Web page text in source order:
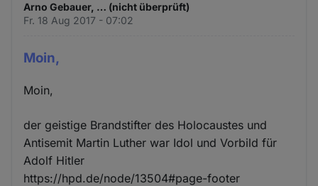
Arno Gebauer, … (nicht überprüft)
Fr. 18 Aug 2017 - 07:02
Moin,
Moin,
der geistige Brandstifter des Holocaustes und
Antisemit Martin Luther war Idol und Vorbild für
Adolf Hitler
https://hpd.de/node/13504#page-footer